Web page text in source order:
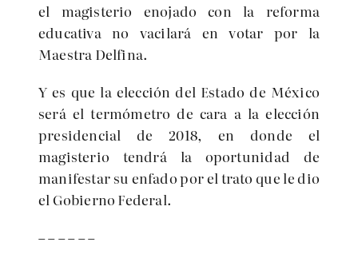
el magisterio enojado con la reforma
educativa no vacilará en votar por la
Maestra Delfina.
Y es que la elección del Estado de México
será el termómetro de cara a la elección
presidencial de 2018, en donde el
magisterio tendrá la oportunidad de
manifestar su enfado por el trato que le dio
el Gobierno Federal.
– – – – – –